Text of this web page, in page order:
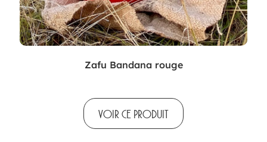
Zafu Bandana rouge
VOIR CE PRODUIT